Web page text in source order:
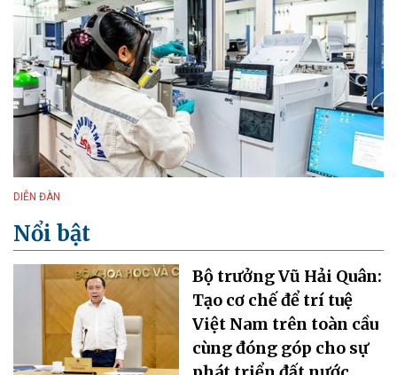
DIỄN ĐÀN
Nổi bật
Bộ trưởng Vũ Hải Quân:
Tạo cơ chế để trí tuệ
Việt Nam trên toàn cầu
cùng đóng góp cho sự